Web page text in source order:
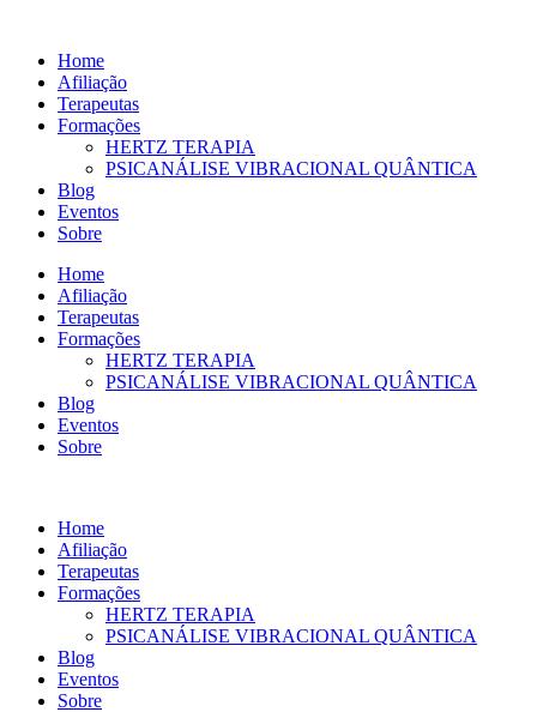
conteúdo
Home
Afiliação
Terapeutas
Formações
HERTZ TERAPIA
PSICANÁLISE VIBRACIONAL QUÂNTICA
Blog
Eventos
Sobre
Home
Afiliação
Terapeutas
Formações
HERTZ TERAPIA
PSICANÁLISE VIBRACIONAL QUÂNTICA
Blog
Eventos
Sobre
Home
Afiliação
Terapeutas
Formações
HERTZ TERAPIA
PSICANÁLISE VIBRACIONAL QUÂNTICA
Blog
Eventos
Sobre